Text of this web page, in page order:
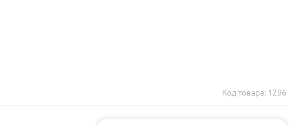
Код товара: 1296